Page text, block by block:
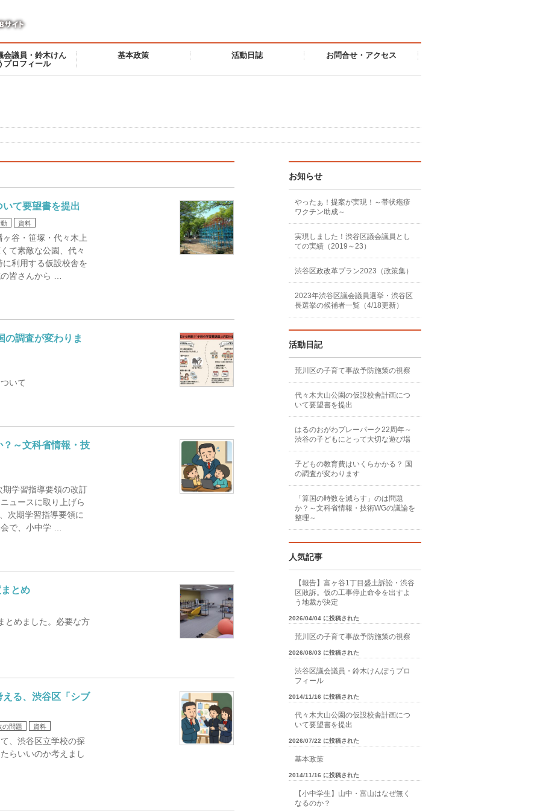
会議員・鈴木けん
プロフィール
基本政策 活動日誌 お問合せ・アクセス
て要望書を提出
資料
谷・笹塚・代々木上
て素敵な公園、代々
利用する仮設校舎を
皆さんから …
の調査が変わりま
いて
～文科省情報・技
学習指導要領の改訂
ュースに取り上げら
次期学習指導要領に
で、小中学 …
とめ
とめました。必要な方
る、渋谷区「シブ
の問題 資料
、渋谷区立学校の探
らいいのか考えまし
お知らせ
やったぁ！提案が実現！～帯状疱疹
ワクチン助成～
実現しました！渋谷区議会議員とし
ての実績（2019～23）
渋谷区政改革プラン2023（政策集）
2023年渋谷区議会議員選挙・渋谷区
長選挙の候補者一覧（4/18更新）
活動日記
荒川区の子育て事故予防施策の視察
代々木大山公園の仮設校舎計画につ
いて要望書を提出
はるのおがわプレーパーク22周年～
渋谷の子どもにとって大切な遊び場
子どもの教育費はいくらかかる？ 国
の調査が変わります
「算国の時数を減らす」のは問題
か？～文科省情報・技術WGの議論を
整理～
人気記事
【報告】富ヶ谷1丁目盛土訴訟・渋谷
区敗訴。仮の工事停止命令を出すよ
う地裁が決定
2026/04/04 に投稿された
荒川区の子育て事故予防施策の視察
2026/08/03 に投稿された
渋谷区議会議員・鈴木けんぽうプロ
フィール
2014/11/16 に投稿された
代々木大山公園の仮設校舎計画につ
いて要望書を提出
2026/07/22 に投稿された
基本政策
2014/11/16 に投稿された
【小中学生】山中・富山はなぜ無く
なるのか？